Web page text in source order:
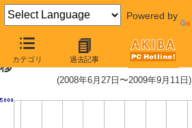
Powered by
カテゴリ 過去記事
Celeron E3200 (2.4GHz)の価格推
移
(2008年6月27日〜2009年9月11日)